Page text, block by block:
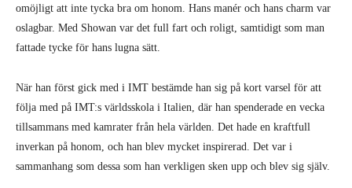
omöjligt att inte tycka bra om honom. Hans manér och hans charm var
oslagbar. Med Showan var det full fart och roligt, samtidigt som man
fattade tycke för hans lugna sätt.
När han först gick med i IMT bestämde han sig på kort varsel för att
följa med på IMT:s världsskola i Italien, där han spenderade en vecka
tillsammans med kamrater från hela världen. Det hade en kraftfull
inverkan på honom, och han blev mycket inspirerad. Det var i
sammanhang som dessa som han verkligen sken upp och blev sig själv.